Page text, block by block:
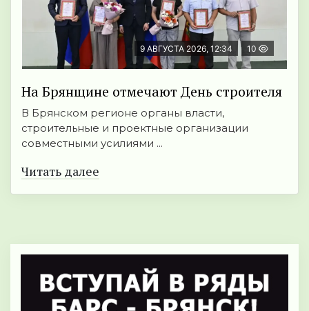
9 АВГУСТА 2026, 12:34 10
На Брянщине отмечают День строителя
В Брянском регионе органы власти,
строительные и проектные организации
совместными усилиями ...
Читать далее